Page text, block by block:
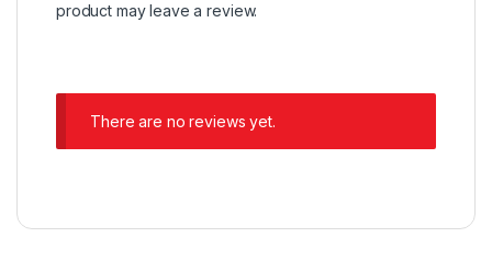
product may leave a review.
There are no reviews yet.